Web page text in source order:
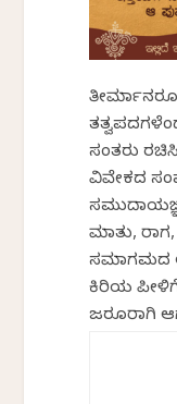
ಸಂತರು
ವಿವೇಕದ
ಮಾತು,
ಸಮಾಗಮದ
ಕಿರಿಯ
ಜರೂರಾಗಿ